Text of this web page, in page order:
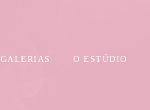
GALERIAS O ESTÚDIO